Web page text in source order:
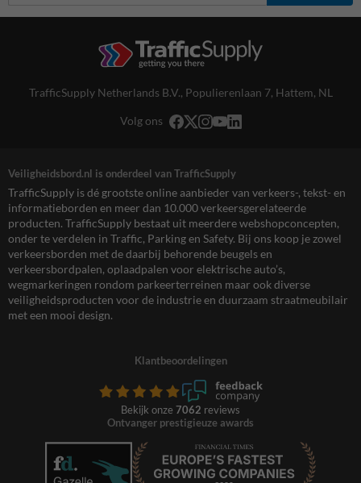
TrafficSupply Netherlands B.V., Populierenlaan 7, Hattem, NL
Volg ons
Veiligheidsbord.nl is onderdeel van TrafficSupply
TrafficSupply is dé grootste online aanbieder van verkeers-, tekst- en
informatieborden en meer dan 10.000 verkeersgerelateerde
producten. TrafficSupply bestaat uit meerdere webshopconcepten,
onder te verdelen in Traffic, Parking en Safety. Bij ons koop je zowel
verkeersborden met de daarbij behorende beugels en
verkeersbordpalen, oplaadpalen voor elektrische auto’s,
wegmarkeringen rondom parkeerterreinen maar ook diverse
veiligheidsproducten voor de industrie en duurzaam straatmeubilair
met een mooi design.
Klantbeoordelingen
Bekijk onze 7062 reviews
Ontvanger prestigieuze awards